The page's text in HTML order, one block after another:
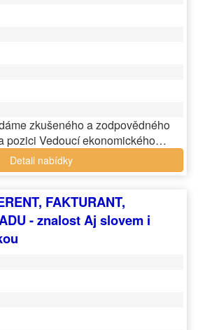
zkušeného a zodpovědného
pozici Vedoucí ekonomického…
Detail nabídky
FAKTURANT,
- znalost Aj slovem i